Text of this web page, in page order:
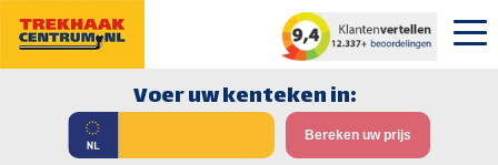
Voer uw kenteken in:
Bereken uw prijs